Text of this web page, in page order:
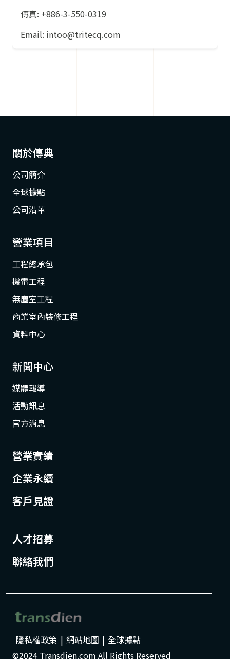
傳真: +886-3-550-0319
Email: intoo@tritecq.com
關於傳典
公司簡介
全球據點
公司沿革
營業項目
工程總承包
機電工程
無塵室工程
商業室內裝修工程
資料中心
新聞中心
媒體報導
活動訊息
官方消息
營業實績
企業永續
客戶見證
人才招募
聯絡我們
隱私權政策 | 網站地圖 | 全球據點
©2024 Transdien.com All Rights Reserved